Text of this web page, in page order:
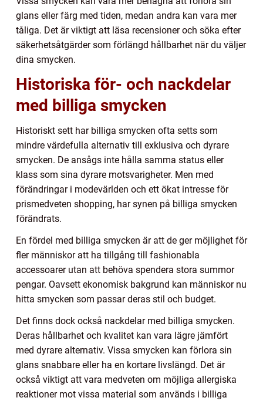
glans eller färg med tiden, medan andra kan vara mer
tåliga. Det är viktigt att läsa recensioner och söka efter
säkerhetsåtgärder som förlängd hållbarhet när du väljer
dina smycken.
Historiska för- och nackdelar
med billiga smycken
Historiskt sett har billiga smycken ofta setts som
mindre värdefulla alternativ till exklusiva och dyrare
smycken. De ansågs inte hålla samma status eller
klass som sina dyrare motsvarigheter. Men med
förändringar i modevärlden och ett ökat intresse för
prismedveten shopping, har synen på billiga smycken
förändrats.
En fördel med billiga smycken är att de ger möjlighet för
fler människor att ha tillgång till fashionabla
accessoarer utan att behöva spendera stora summor
pengar. Oavsett ekonomisk bakgrund kan människor nu
hitta smycken som passar deras stil och budget.
Det finns dock också nackdelar med billiga smycken.
Deras hållbarhet och kvalitet kan vara lägre jämfört
med dyrare alternativ. Vissa smycken kan förlora sin
glans snabbare eller ha en kortare livslängd. Det är
också viktigt att vara medveten om möjliga allergiska
reaktioner mot vissa material som används i billiga